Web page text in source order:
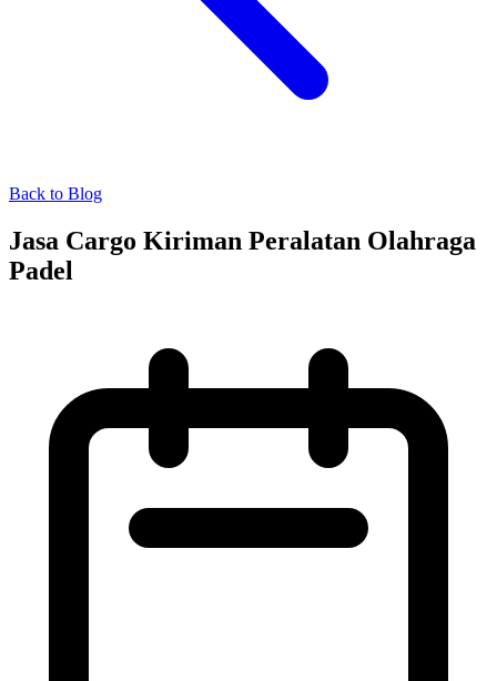
Back to Blog
Jasa Cargo Kiriman Peralatan Olahraga
Padel